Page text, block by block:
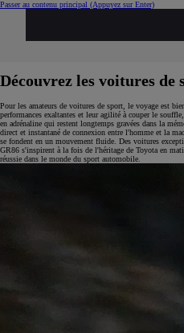
Passer au contenu principal (Appuyez sur Enter)
Découvrez les voitures de
Pour les amateurs de voitures de sport, le voyage est
performances exaltantes et leur agilité à couper le
en adrénaline qui restent longtemps gravées dans la
direct et instantané de connexion entre l'homme et la
se fondent en un mouvement fluide. Des voitures
GR86 s'inspirent à la fois de l'héritage de Toyota en
réussie dans le monde du sport automobile.